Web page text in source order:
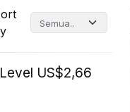
US$2,66